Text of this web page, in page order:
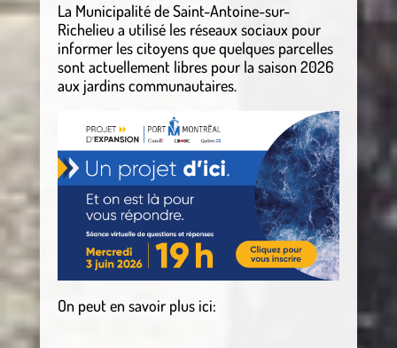
La Municipalité de Saint-Antoine-sur-
Richelieu a utilisé les réseaux sociaux pour
informer les citoyens que quelques parcelles
sont actuellement libres pour la saison 2026
aux jardins communautaires.
On peut en savoir plus ici: